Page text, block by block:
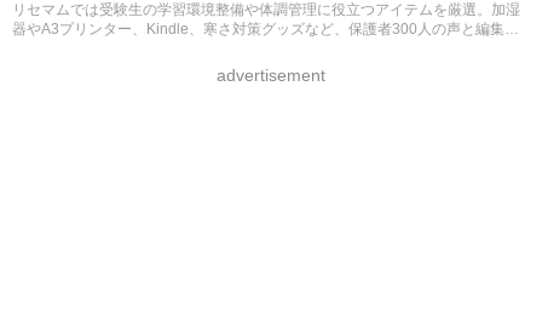
リセマムでは受験生の学習環境整備や体調管理に役立つアイテムを厳選。加湿
器やA3プリンター、Kindle、寒さ対策グッズなど、保護者300人の声と編集部
advertisement